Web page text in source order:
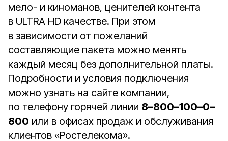
мело- и киноманов, ценителей контента
в ULTRA HD качестве. При этом
в зависимости от пожеланий
составляющие пакета можно менять
каждый месяц без дополнительной платы.
Подробности и условия подключения
можно узнать на сайте компании,
по телефону горячей линии 8–800–100–0–
800 или в офисах продаж и обслуживания
клиентов «Ростелекома».